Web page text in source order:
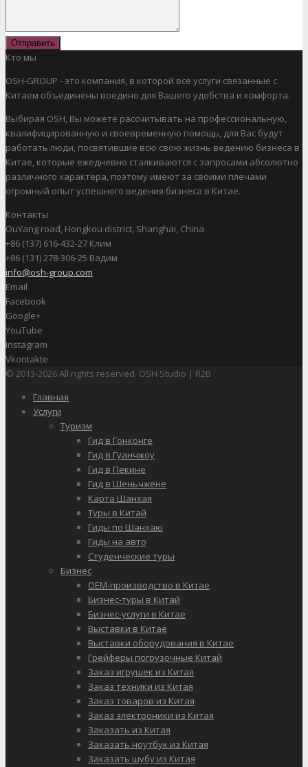
Отправить
Кто мы
OSH-GROUP - это компания, в которой все услуги связанные с
Китаем объединены воедино для Вашего удобства и комфорта.
Выбирая OSH, Вы можете рассчитывать на профессиональную,
квалифицированную и своевременную помощь, для Вас будут
работать люди, посвятившие всю свою жизнь ведению бизнеса в
Китае, которые ежедневно сталкиваются с запросами абсолютно
различного характера, поэтому имеют за своими плечами
огромный опыт успешного ведения бизнеса в Китае.
Контакты
OuYang road, Hongkou district, Shanghai, China
+86 (137) 616-432-27 Клим
+86 (131) 278-306-25 Вадим
info@osh-group.com
Email
Facebook
Google+
YouTube
Instagram
Vkontakte
© 2013-2026 All rights reserved. OSH Studio | R2B
Главная
Услуги
Туризм
Гид в Гонконге
Гид в Гуанчжоу
Гид в Пекине
Гид в Шеньчжене
Карта Шанхая
Туры в Китай
Гиды по Шанхаю
Гиды на авто
Студенческие туры
Бизнес
OEM-производство в Китае
Бизнес-туры в Китай
Бизнес-услуги в Китае
Выставки в Китае
Выставки оборудования в Китае
Грейферы погрузочные Китай
Заказ игрушек из Китая
Заказ техники из Китая
Заказ товаров из Китая
Заказ электроники из Китая
Заказать из Китая
Заказать ноутбук из Китая
Заказать шубу из Китая